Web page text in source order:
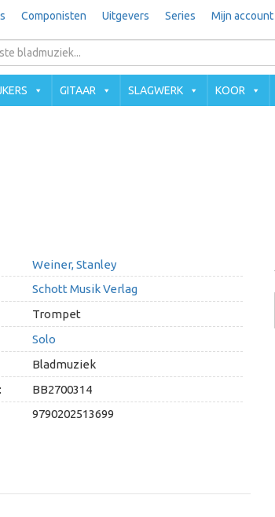
Componisten Uitgevers Series Mijn account
GITAAR SLAGWERK KOOR
Weiner, Stanley
Schott Musik Verlag
Trompet
Solo
Bladmuziek
BB2700314
9790202513699